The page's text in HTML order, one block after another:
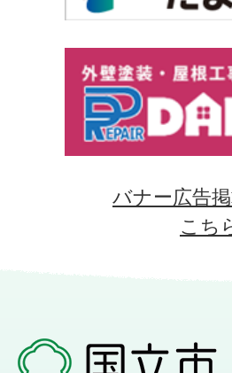
バナー広告
こち